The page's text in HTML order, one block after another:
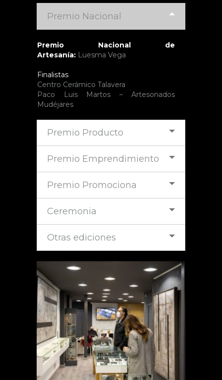
Premio Nacional
Premio Nacional de
Artesanía: Luesma Vega
Finalistas
Centro Cerámico Talavera
Paco Luis Martos – Artesonados
Mudéjares
Premio Producto
Premio Emprendimiento
Premio Promociona
Ceremonia
Otras ediciones